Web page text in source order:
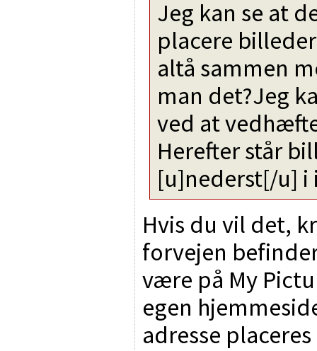
Jeg kan se at
placere
altå sammen
man det?Jeg
ved at
Herefter står
[u]nederst[/u]
Hvis du vil det,
forvejen
være på My
egen
adresse